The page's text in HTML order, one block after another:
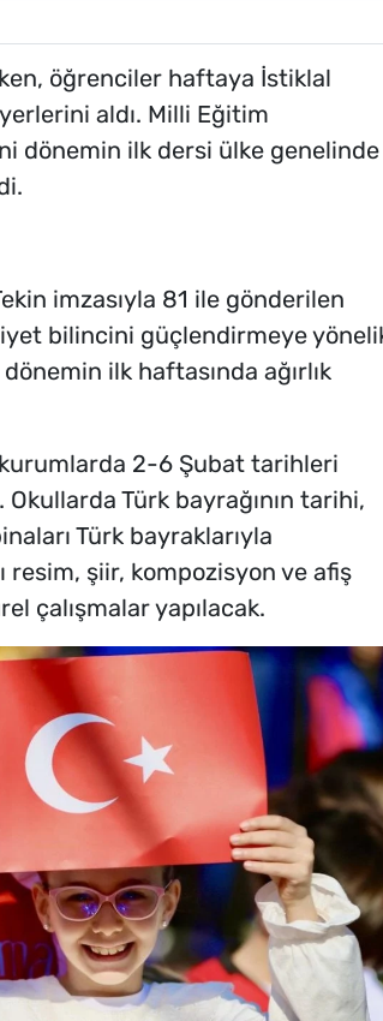
öğrenciler haftaya İstiklal
yerlerini aldı. Milli Eğitim
dönemin ilk dersi ülke genelinde
imzasıyla 81 ile gönderilen
bilincini güçlendirmeye
ilk haftasında ağırlık
2-6 Şubat tarihleri
Türk bayrağının tarihi,
Türk bayraklarıyla
resim, şiir, kompozisyon ve afiş
çalışmalar yapılacak.